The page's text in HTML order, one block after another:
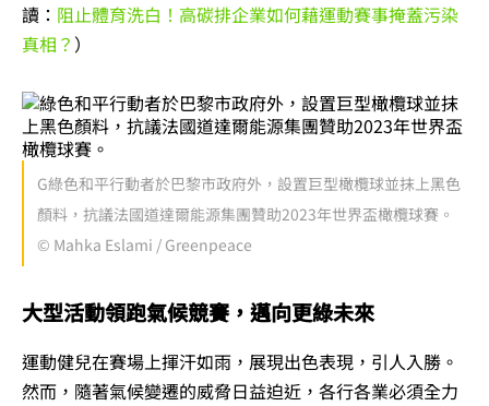
讀： 阻止體育洗白！高碳排企業如何藉運動賽事掩蓋污染
真相？ ）
G綠色和平行動者於巴黎市政府外，設置巨型橄欖球並抹上黑色
顏料，抗議法國道達爾能源集團贊助2023年世界盃橄欖球賽。
© Mahka Eslami / Greenpeace
大型活動領跑氣候競賽，邁向更綠未來
運動健兒在賽場上揮汗如雨，展現出色表現，引人入勝。
然而，隨著氣候變遷的威脅日益迫近，各行各業必須全力